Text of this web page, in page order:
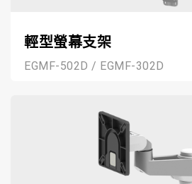
輕型螢幕支架
EGMF-502D / EGMF-302D